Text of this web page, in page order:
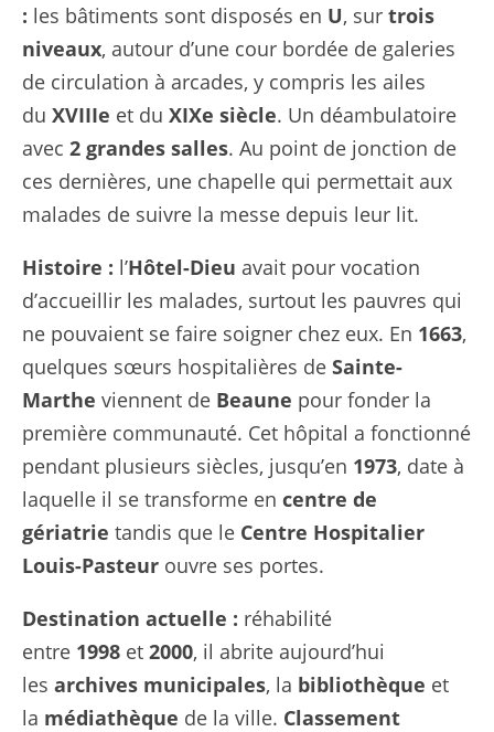
: les bâtiments sont disposés en U, sur trois
niveaux, autour d’une cour bordée de galeries
de circulation à arcades, y compris les ailes
du XVIIIe et du XIXe siècle. Un déambulatoire
avec 2 grandes salles. Au point de jonction de
ces dernières, une chapelle qui permettait aux
malades de suivre la messe depuis leur lit.
Histoire : l’Hôtel-Dieu avait pour vocation
d’accueillir les malades, surtout les pauvres qui
ne pouvaient se faire soigner chez eux. En 1663,
quelques sœurs hospitalières de Sainte-
Marthe viennent de Beaune pour fonder la
première communauté. Cet hôpital a fonctionné
pendant plusieurs siècles, jusqu’en 1973, date à
laquelle il se transforme en centre de
gériatrie tandis que le Centre Hospitalier
Louis-Pasteur ouvre ses portes.
Destination actuelle : réhabilité
entre 1998 et 2000, il abrite aujourd’hui
les archives municipales, la bibliothèque et
la médiathèque de la ville. Classement